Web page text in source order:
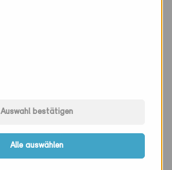
Auswahl bestätigen
Alle auswählen